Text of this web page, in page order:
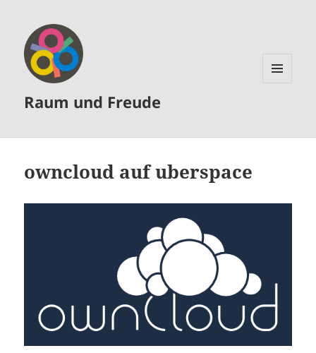
Raum und Freude
owncloud auf uberspace